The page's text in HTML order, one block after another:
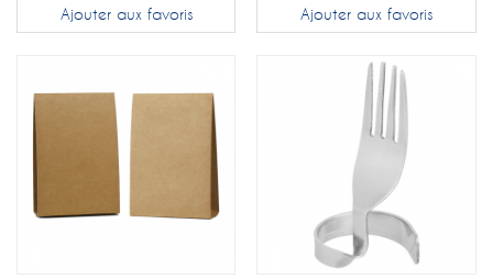
Ajouter aux favoris Ajouter aux favoris